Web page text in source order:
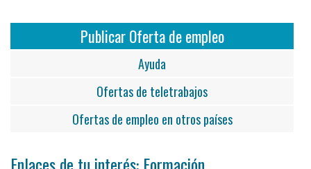
Publicar Oferta de empleo
Ayuda
Ofertas de teletrabajos
Ofertas de empleo en otros países
Enlaces de tu interés: Formación